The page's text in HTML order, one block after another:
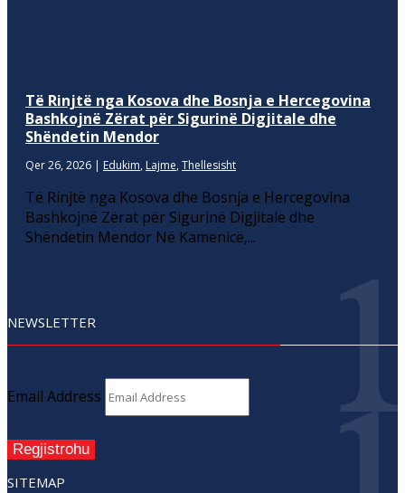
Të Rinjtë nga Kosova dhe Bosnja e Hercegovina
Bashkojnë Zërat për Sigurinë Digjitale dhe
Shëndetin Mendor
Qer 26, 2026 | Edukim, Lajme, Thellesisht
Të Rinjtë nga Kosova dhe Bosnja e Hercegovina
Bashkojnë Zërat për Sigurinë Digjitale dhe
Shëndetin Mendor Në Kamenicë,...
NEWSLETTER
Email Address
Regjistrohu
SITEMAP